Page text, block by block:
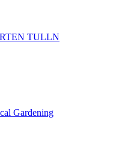
TULLN
Gardening